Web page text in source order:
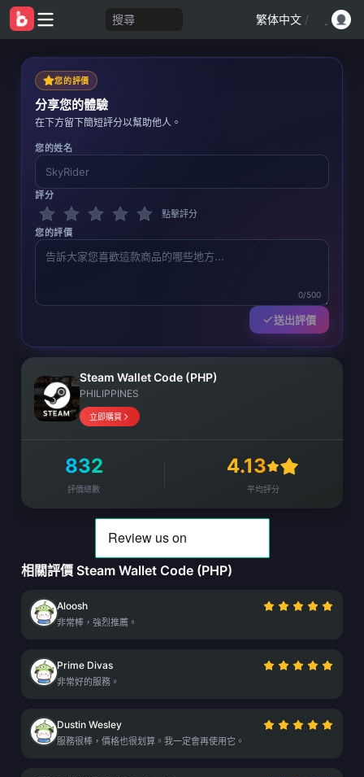
搜尋 繁体中文 /
您的評價
分享您的體驗
在下方留下簡短評分以幫助他人。
您的姓名
評分
點擊評分
您的評價
0/500
送出評價
Steam Wallet Code (PHP)
PHILIPPINES
立即購買
832
評價總數
4.13
平均評分
相關評價 Steam Wallet Code (PHP)
Aloosh
非常棒，強烈推薦。
Prime Divas
非常好的服務。
Dustin Wesley
服務很棒，價格也很划算。我一定會再使用它。